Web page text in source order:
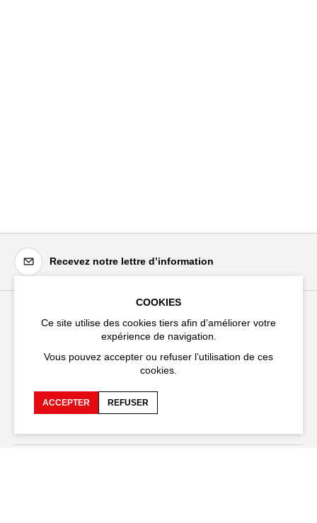
Recevez notre lettre d’information
Festival d'Avignon
20 rue du Portail Boquier,
+33 (0)4 90 27 66 50
COOKIES
Ce site utilise des cookies tiers afin d’améliorer votre
expérience de navigation.
Vous pouvez accepter ou refuser l’utilisation de ces
cookies.
ACCEPTER REFUSER